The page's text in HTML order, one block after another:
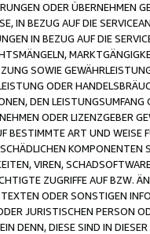
ODER ÜBERNEHMEN
IN BEZUG AUF DIE
IN BEZUG AUF DIE
SOWIE
ODER
DEN
ODER LIZENZGEBER
BESTIMMTE ART UND
VIREN,
ZUGRIFFE AUF BZW.
ODER SONSTIGEN
JURISTISCHEN PERSON
DENN, DIESE SIND IN